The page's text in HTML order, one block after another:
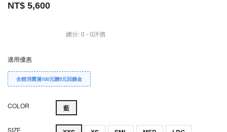
NT$ 5,600
總分:0 -0評價
適用優惠
全館消費滿100元贈5元回饋金
COLOR 藍
SIZE